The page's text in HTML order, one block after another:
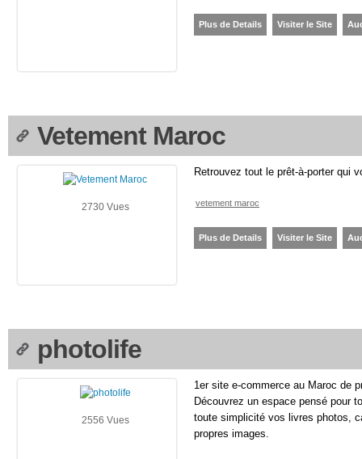
Plus de Details Visiter le Site
Vetement Maroc
2730 Vues
Retrouvez tout le prêt-à-porter qui
vetement maroc
Plus de Details Visiter le Site
photolife
2556 Vues
1er site e-commerce au Maroc de
Découvrez un espace pensé pour
toute simplicité vos livres photos,
propres images.